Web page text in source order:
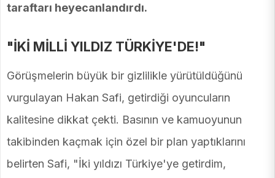
taraftarı heyecanlandırdı.
"İKİ MİLLİ YILDIZ TÜRKİYE'DE!"
Görüşmelerin büyük bir gizlilikle yürütüldüğünü
vurgulayan Hakan Safi, getirdiği oyuncuların
kalitesine dikkat çekti. Basının ve kamuoyunun
takibinden kaçmak için özel bir plan yaptıklarını
belirten Safi, "İki yıldızı Türkiye'ye getirdim,